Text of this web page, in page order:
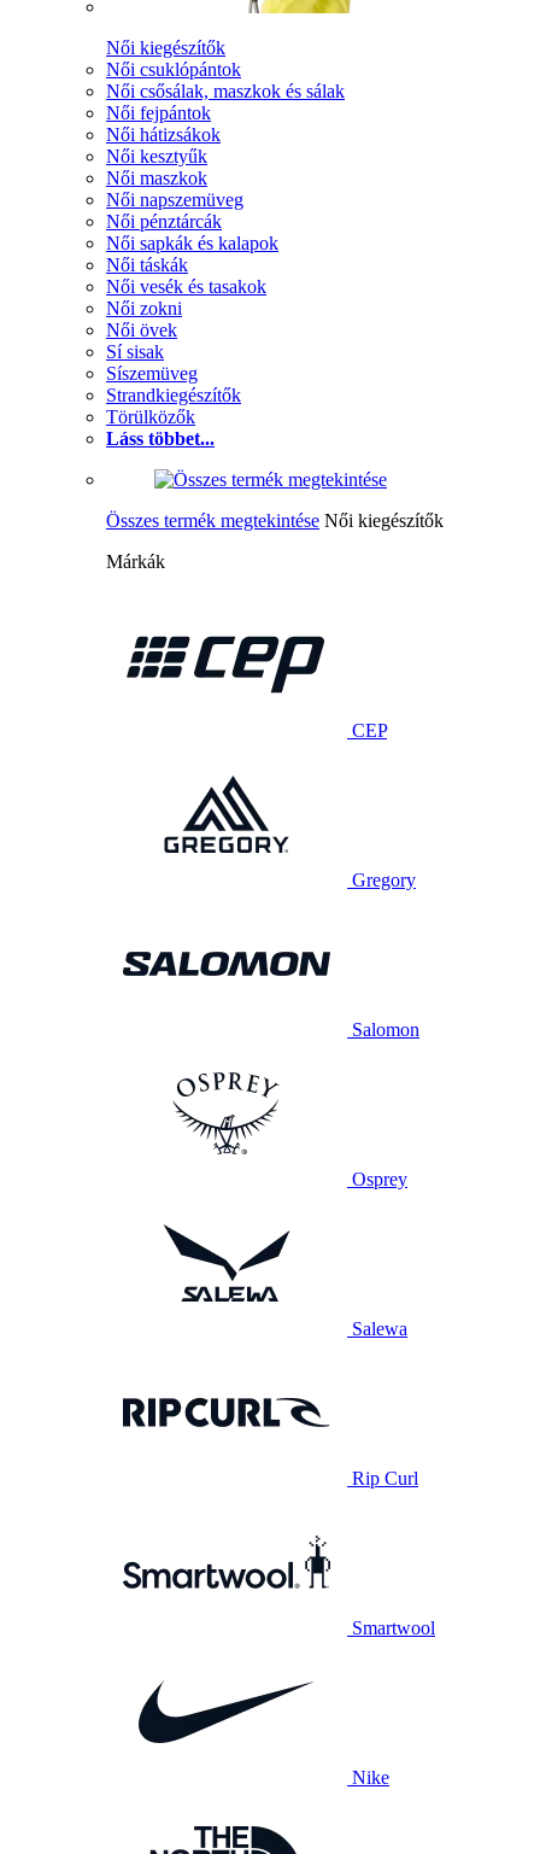
Női kiegészítők
Női csuklópántok
Női csősálak, maszkok és sálak
Női fejpántok
Női hátizsákok
Női kesztyűk
Női maszkok
Női napszemüveg
Női pénztárcák
Női sapkák és kalapok
Női táskák
Női vesék és tasakok
Női zokni
Női övek
Sí sisak
Síszemüveg
Strandkiegészítők
Törülközők
Láss többet...
Összes termék megtekintése Női kiegészítők
Márkák
CEP
Gregory
Salomon
Osprey
Salewa
Rip Curl
Smartwool
Nike